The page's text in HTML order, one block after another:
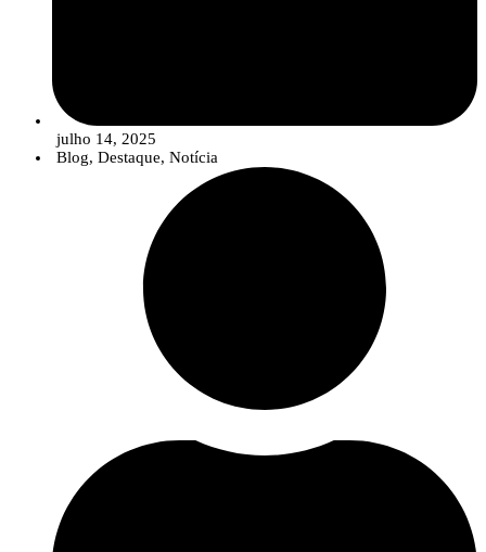
julho 14, 2025
Blog, Destaque, Notícia